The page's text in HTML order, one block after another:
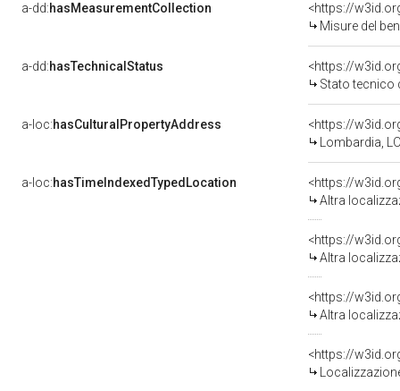
a-dd:hasMeasurementCollection
<https://
Misure del
a-dd:hasTechnicalStatus
<https://
Stato tecnico
a-loc:hasCulturalPropertyAddress
<https://
Lombardia,
a-loc:hasTimeIndexedTypedLocation
<https://
Altra
<https://
Altra
<https://
Altra
<https://